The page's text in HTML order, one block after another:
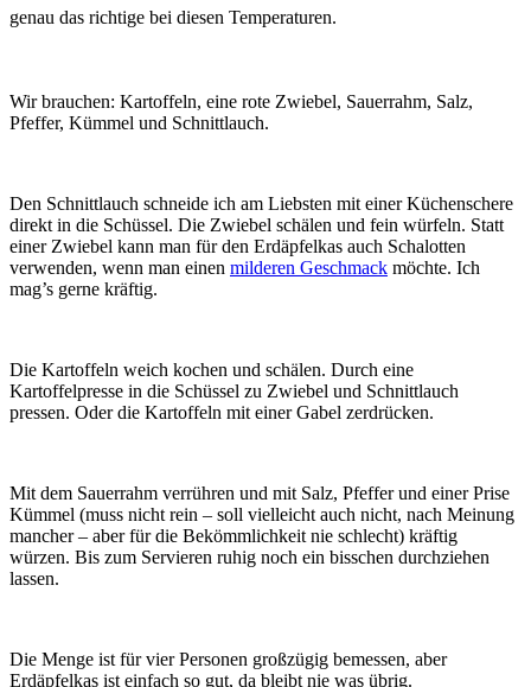
genau das richtige bei diesen Temperaturen.
Wir brauchen: Kartoffeln, eine rote Zwiebel, Sauerrahm, Salz,
Pfeffer, Kümmel und Schnittlauch.
Den Schnittlauch schneide ich am Liebsten mit einer Küchenschere
direkt in die Schüssel. Die Zwiebel schälen und fein würfeln. Statt
einer Zwiebel kann man für den Erdäpfelkas auch Schalotten
verwenden, wenn man einen milderen Geschmack möchte. Ich
mag’s gerne kräftig.
Die Kartoffeln weich kochen und schälen. Durch eine
Kartoffelpresse in die Schüssel zu Zwiebel und Schnittlauch
pressen. Oder die Kartoffeln mit einer Gabel zerdrücken.
Mit dem Sauerrahm verrühren und mit Salz, Pfeffer und einer Prise
Kümmel (muss nicht rein – soll vielleicht auch nicht, nach Meinung
mancher – aber für die Bekömmlichkeit nie schlecht) kräftig
würzen. Bis zum Servieren ruhig noch ein bisschen durchziehen
lassen.
Die Menge ist für vier Personen großzügig bemessen, aber
Erdäpfelkas ist einfach so gut, da bleibt nie was übrig.